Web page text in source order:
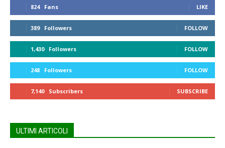
824 Fans LIKE
389 Followers FOLLOW
1,430 Followers FOLLOW
248 Followers FOLLOW
7,140 Subscribers SUBSCRIBE
ULTIMI ARTICOLI